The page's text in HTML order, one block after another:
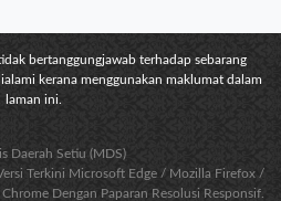
bertanggungjawab terhadap sebarang
kerana menggunakan maklumat dalam
laman ini.
Daerah Setiu (MDS)
Terkini Microsoft Edge / Mozilla Firefox /
Dengan Paparan Resolusi Responsif.